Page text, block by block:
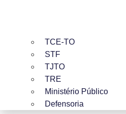
TCE-TO
STF
TJTO
TRE
Ministério Público
Defensoria